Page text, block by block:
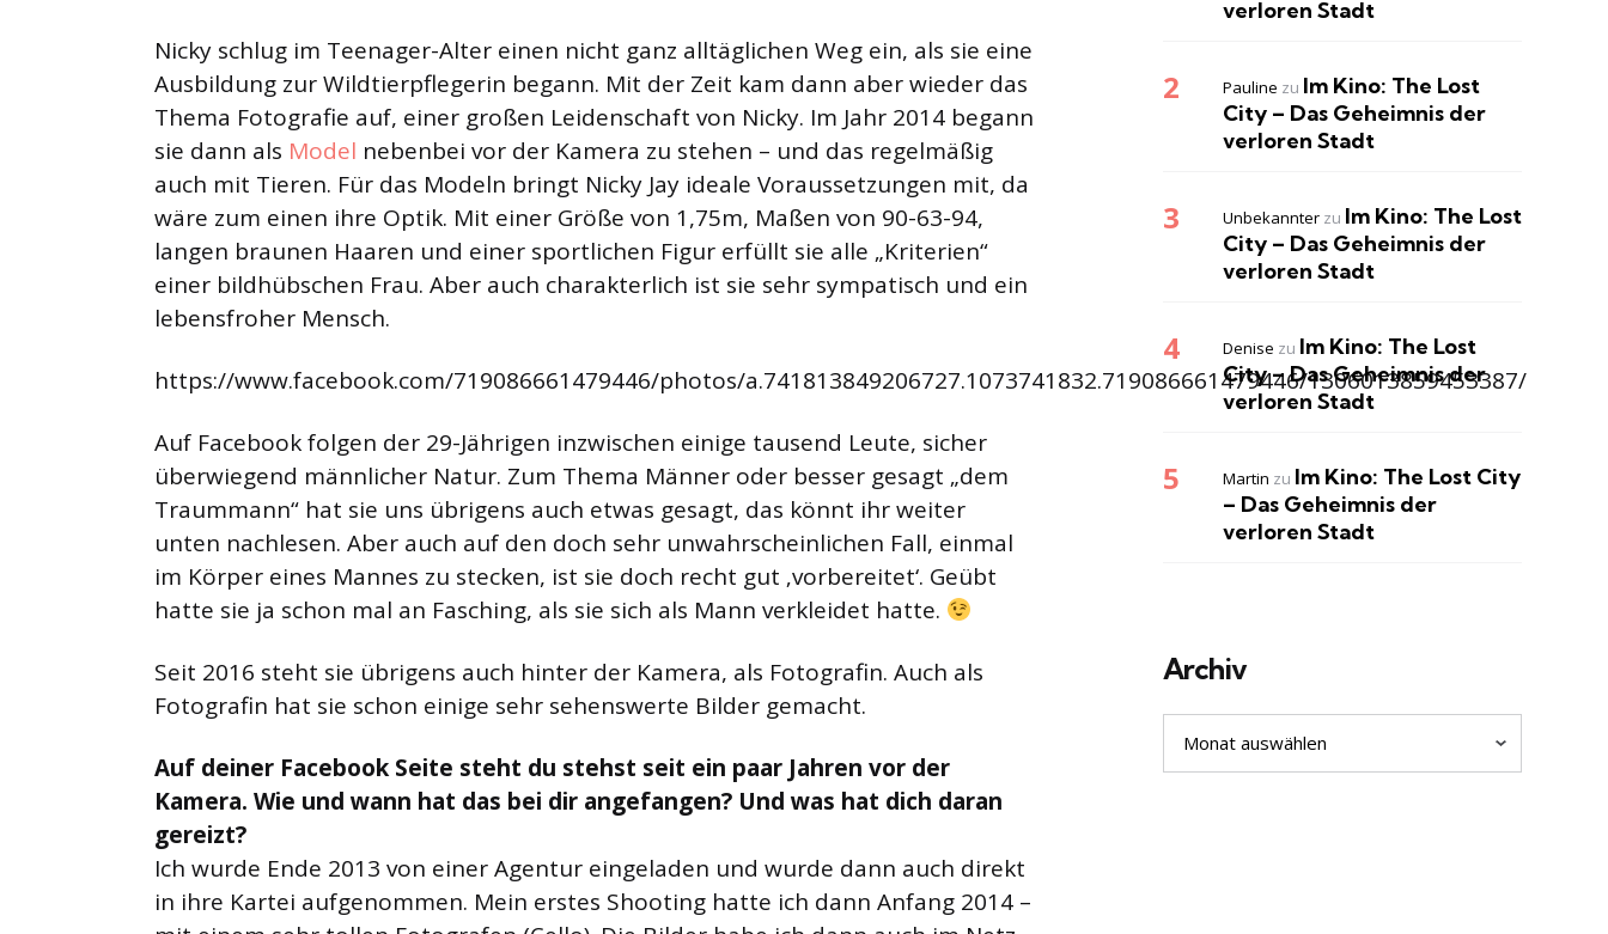
Nicky schlug im Teenager-Alter einen nicht ganz alltäglichen Weg ein, als sie eine
Ausbildung zur Wildtierpflegerin begann. Mit der Zeit kam dann aber wieder das
Thema Fotografie auf, einer großen Leidenschaft von Nicky. Im Jahr 2014 begann
sie dann als Model nebenbei vor der Kamera zu stehen – und das regelmäßig
auch mit Tieren. Für das Modeln bringt Nicky Jay ideale Voraussetzungen mit, da
wäre zum einen ihre Optik. Mit einer Größe von 1,75m, Maßen von 90-63-94,
langen braunen Haaren und einer sportlichen Figur erfüllt sie alle „Kriterien“
einer bildhübschen Frau. Aber auch charakterlich ist sie sehr sympatisch und ein
lebensfroher Mensch.
https://www.facebook.com/719086661479446/photos/a.741813849206727.1073741832.719086661479446/1306013859453387/
Auf Facebook folgen der 29-Jährigen inzwischen einige tausend Leute, sicher
überwiegend männlicher Natur. Zum Thema Männer oder besser gesagt „dem
Traummann“ hat sie uns übrigens auch etwas gesagt, das könnt ihr weiter
unten nachlesen. Aber auch auf den doch sehr unwahrscheinlichen Fall, einmal
im Körper eines Mannes zu stecken, ist sie doch recht gut ‚vorbereitet‘. Geübt
hatte sie ja schon mal an Fasching, als sie sich als Mann verkleidet hatte.
Seit 2016 steht sie übrigens auch hinter der Kamera, als Fotografin. Auch als
Fotografin hat sie schon einige sehr sehenswerte Bilder gemacht.
Auf deiner Facebook Seite steht du stehst seit ein paar Jahren vor der
Kamera. Wie und wann hat das bei dir angefangen? Und was hat dich daran
gereizt?
Ich wurde Ende 2013 von einer Agentur eingeladen und wurde dann auch direkt
in ihre Kartei aufgenommen. Mein erstes Shooting hatte ich dann Anfang 2014 –
verloren Stadt
Pauline zu Im Kino: The Lost
City – Das Geheimnis der
verloren Stadt
Unbekannter zu Im Kino: The Lost
City – Das Geheimnis der
verloren Stadt
Denise zu Im Kino: The Lost
City – Das Geheimnis der
verloren Stadt
Martin zu Im Kino: The Lost City
– Das Geheimnis der
verloren Stadt
Archiv
Archiv